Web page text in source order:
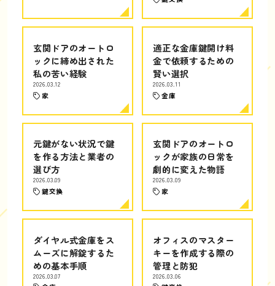
玄関ドアのオートロ
ックに締め出された
私の苦い経験
2026.03.12
家
適正な金庫鍵開け料
金で依頼するための
賢い選択
2026.03.11
金庫
元鍵がない状況で鍵
を作る方法と業者の
選び方
2026.03.09
鍵交換
玄関ドアのオートロ
ックが家族の日常を
劇的に変えた物語
2026.03.09
家
ダイヤル式金庫をス
ムーズに解錠するた
めの基本手順
2026.03.07
オフィスのマスター
キーを作成する際の
管理と防犯
2026.03.06